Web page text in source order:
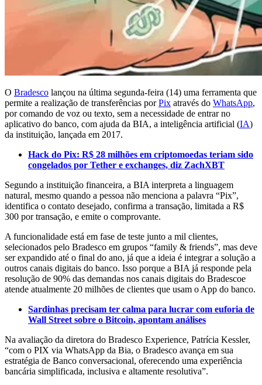
O Bradesco lançou na última segunda-feira (14) uma ferramenta que
permite a realização de transferências porPix através do WhatsApp,
por comando de voz ou texto, sem a necessidade de entrar no
aplicativo do banco, com ajuda da BIA, a inteligência artificial (IA)
da instituição, lançada em 2017.
Hack do Pix: R$ 28 milhões em criptomoedas teriam sido
congelados por Tether e exchanges, diz ZachXBT
Segundo a instituição financeira, a BIA interpreta a linguagem
natural, mesmo quando a pessoa não menciona a palavra “Pix”,
identifica o contato desejado, confirma a transação, limitada a R$
300 por transação, e emite o comprovante.
A funcionalidade está em fase de teste junto a mil clientes,
selecionados pelo Bradesco em grupos “family & friends”, mas deve
ser expandido até o final do ano, já que a ideia é integrar a solução a
outros canais digitais do banco. Isso porque a BIA já responde pela
resolução de 90% das demandas nos canais digitais do Bradescoe
atende atualmente 20 milhões de clientes que usam o App do banco.
Sardinhas precisam ter calma para lucrar com euforia de
Wall Street sobre o Bitcoin, apontam análises
Na avaliação da diretora do Bradesco Experience, Patrícia Kessler,
“com o PIX via WhatsApp da Bia, o Bradesco avança em sua
estratégia de Banco conversacional, oferecendo uma experiência
bancária simplificada, inclusiva e altamente resolutiva”.